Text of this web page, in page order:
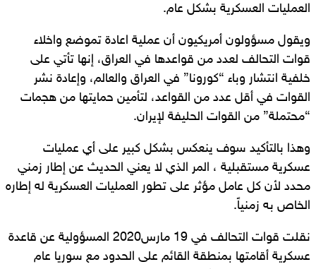
العمليات العسكرية بشكل عام.
ويقول مسؤولون أمريكيون أن عملية اعادة تموضع واخلاء
قوات التحالف لعدد من قواعدها في العراق، إنها تأتي على
خلفية انتشار وباء “كورونا” في العراق والعالم، وإعادة نشر
القوات في أقل عدد من القواعد، لتأمين حمايتها من هجمات
“محتملة” من القوات الحليفة لإيران.
وهذا بالتأكيد سوف ينعكس بشكل كبير على أي عمليات
عسكرية مستقبلية ، المر الذي لا يعني الحديث عن إطار زمني
محدد لأن كل عامل مؤثر على تطور العمليات العسكرية له إطاره
الخاص به زمنياً.
نقلت قوات التحالف في 19 مارس2020 المسؤولية عن قاعدة
عسكرية أقامتها بمنطقة القائم على الحدود مع سوريا عام